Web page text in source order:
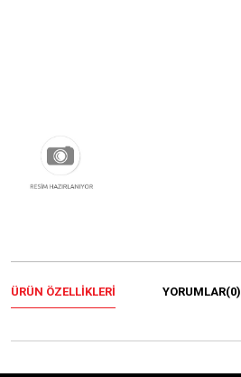
ÜRÜN ÖZELLIKLERI YORUMLAR(0)